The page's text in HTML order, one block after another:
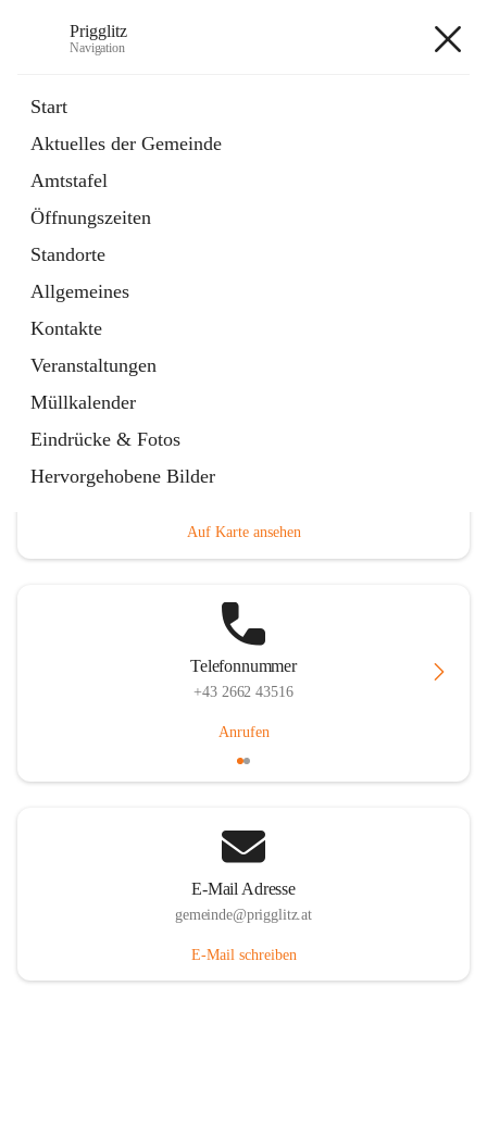
Prigglitz
Navigation
Start
Aktuelles der Gemeinde
Amtstafel
Öffnungszeiten
Standorte
Allgemeines
Kontakte
Veranstaltungen
Müllkalender
Eindrücke & Fotos
Hervorgehobene Bilder
Externe Webseite
in
Tab
Gemeindezeitung
Ordner
öffnet
in
neuem
Tab
Hauptadresse
Auf Karte ansehen
Telefonnummer
+43 2662 43516
Anrufen
E-Mail Adresse
gemeinde@prigglitz.at
E-Mail schreiben